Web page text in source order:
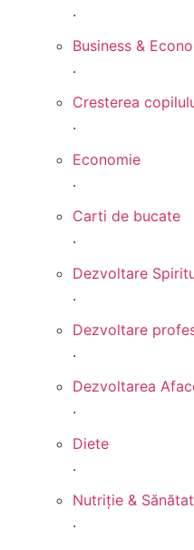
.
Business &
.
Cresterea
.
Economie
.
Carti de bucate
.
Dezvoltare
.
Dezvoltare
.
Dezvoltarea
.
Diete
.
Nutriție &
.